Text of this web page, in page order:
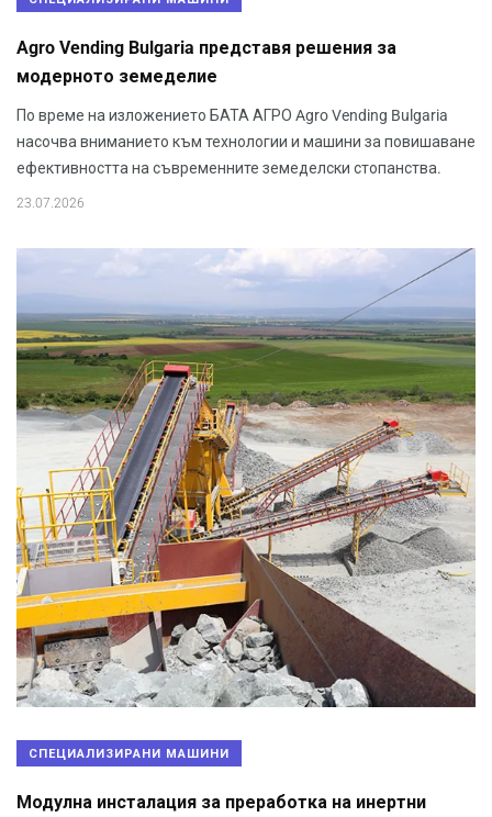
Agro Vending Bulgaria представя решения за
модерното земеделие
По време на изложението БАТА АГРО Agro Vending Bulgaria
насочва вниманието към технологии и машини за повишаване
ефективността на съвременните земеделски стопанства.
23.07.2026
СПЕЦИАЛИЗИРАНИ МАШИНИ
Модулна инсталация за преработка на инертни